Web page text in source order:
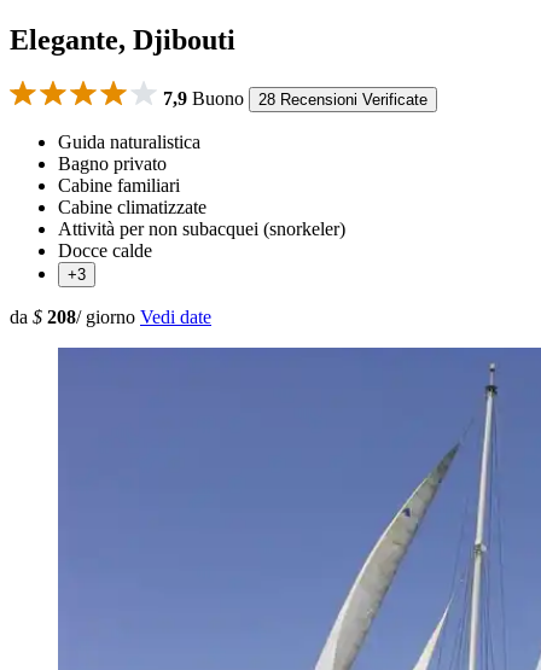
Elegante, Djibouti
7,9 Buono 28 Recensioni Verificate
Guida naturalistica
Bagno privato
Cabine familiari
Cabine climatizzate
Attività per non subacquei (snorkeler)
Docce calde
+3
da $ 208/ giorno Vedi date